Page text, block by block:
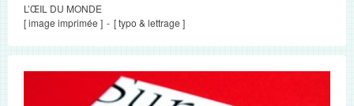
L’ŒIL DU MONDE
[ image imprimée ]
[ typo & lettrage ]